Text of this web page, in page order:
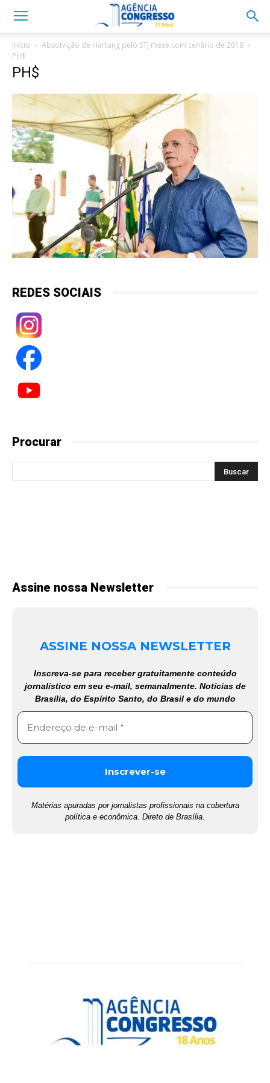
Início
Absolvição de Hartung pelo STJ mexe com cenário de 2018
PH$
PH$
REDES SOCIAIS
Procurar
Assine nossa Newsletter
ASSINE NOSSA NEWSLETTER
Inscreva-se para receber gratuitamente conteúdo
jornalístico em seu e-mail, semanalmente. Notícias de
Brasília, do Espírito Santo, do Brasil e do mundo
Matérias apuradas por jornalistas profissionais na cobertura
política e econômica. Direto de Brasília.